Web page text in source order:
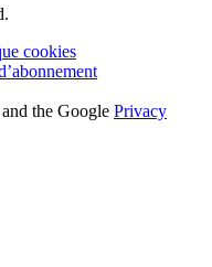
cookies
the Google Privacy